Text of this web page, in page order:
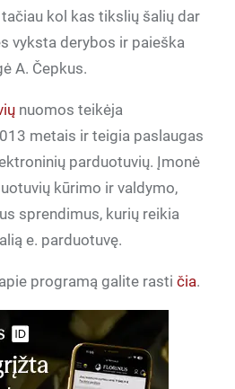
kol kas tikslių šalių dar
vyksta derybos ir paieška
A. Čepkus.
nuomos teikėja
metais ir teigia paslaugas
parduotuvių. Įmonė
kūrimo ir valdymo,
sprendimus, kurių reikia
e. parduotuvę.
programą galite rasti čia.